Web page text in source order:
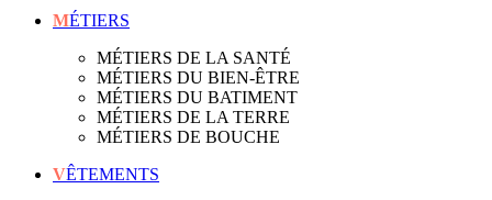
MÉTIERS
MÉTIERS DE LA SANTÉ
MÉTIERS DU BIEN-ÊTRE
MÉTIERS DU BATIMENT
MÉTIERS DE LA TERRE
MÉTIERS DE BOUCHE
VÊTEMENTS